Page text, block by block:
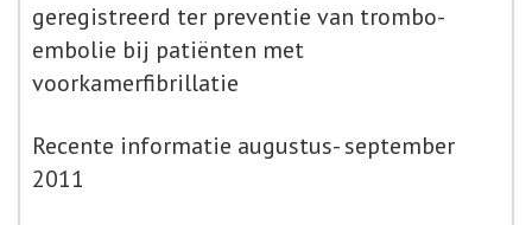
geregistreerd ter preventie van trombo-
embolie bij patiënten met
voorkamerfibrillatie
Recente informatie augustus- september
2011